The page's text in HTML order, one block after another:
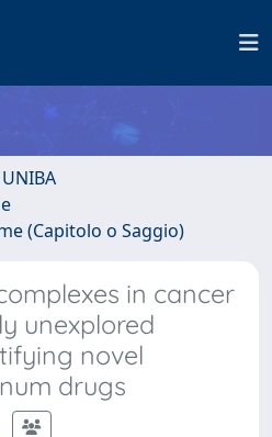
(Capitolo o Saggio)
in cancer
unexplored
novel
drugs